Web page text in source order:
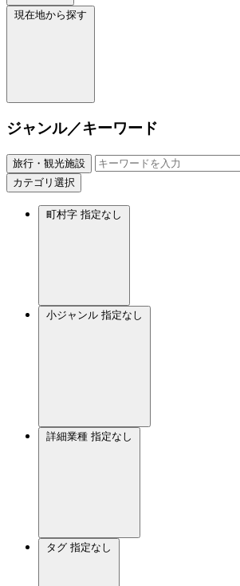
現在地から探す
ジャンル／キーワード
旅行・観光施設
カテゴリ選択
町村字 指定なし
小ジャンル 指定なし
詳細業種 指定なし
タグ 指定なし